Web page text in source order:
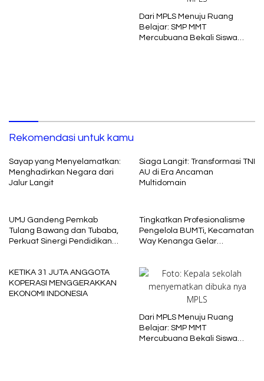
Dari MPLS Menuju Ruang
Belajar: SMP MMT
Mercubuana Bekali Siswa
Rekomendasi untuk kamu
Sayap yang Menyelamatkan:
Menghadirkan Negara dari
Jalur Langit
Siaga Langit: Transformasi TNI
AU di Era Ancaman
Multidomain
UMJ Gandeng Pemkab
Tulang Bawang dan Tubaba,
Perkuat Sinergi Pendidikan
Tingkatkan Profesionalisme
Pengelola BUMTi, Kecamatan
Way Kenanga Gelar
KETIKA 31 JUTA ANGGOTA
KOPERASI MENGGERAKKAN
EKONOMI INDONESIA
Dari MPLS Menuju Ruang
Belajar: SMP MMT
Mercubuana Bekali Siswa